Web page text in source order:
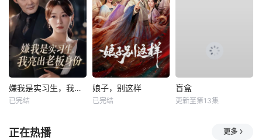
嫌我是实习生，我亮出老板身份
已完结
娘子，别这样
已完结
盲盒
更新至第13集
正在热播 更多